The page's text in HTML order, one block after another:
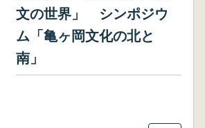
文の世界」 シンポジウ
ム「亀ヶ岡文化の北と
南」